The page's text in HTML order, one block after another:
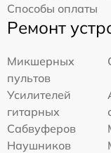
Способы оплаты
Ремонт
Микшерных
пультов
Усилителей
гитарных
Сабвуферов
Наушников